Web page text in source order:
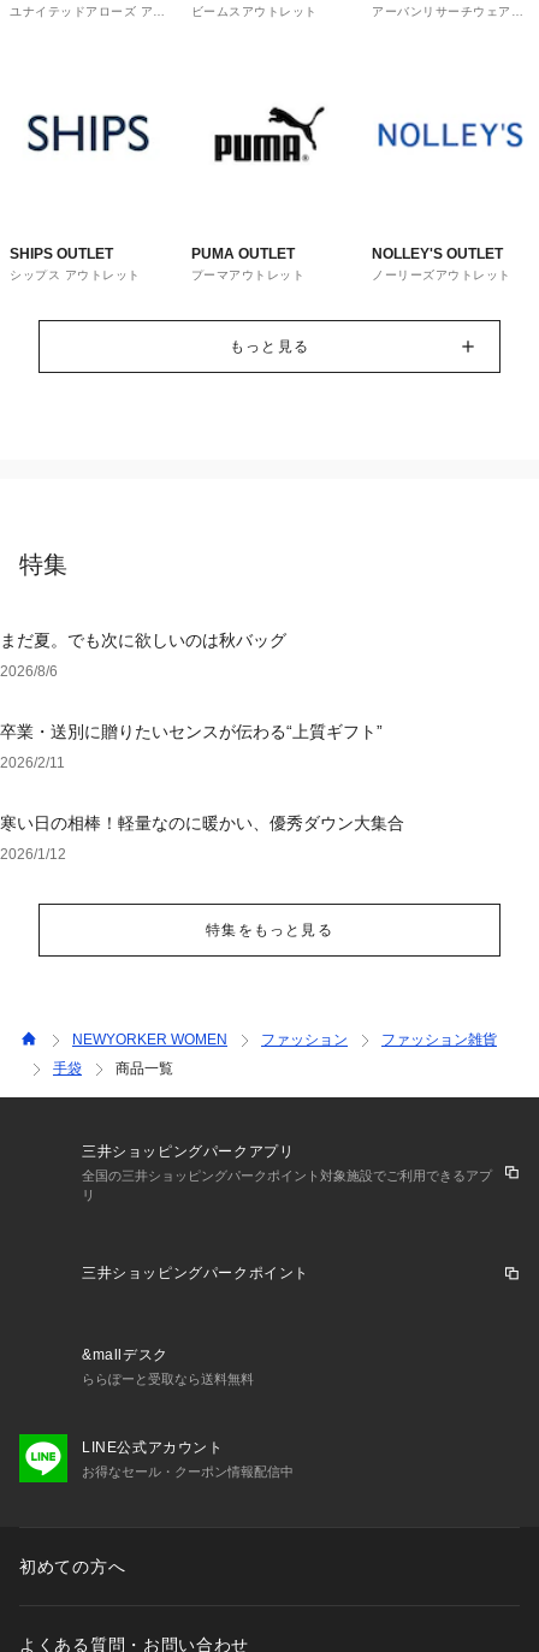
OUTLET
ユナイテッドアローズ アウ
ビームスアウトレット
ware house
アーバンリサーチウェアハ
SHIPS OUTLET
シップス アウトレット
PUMA OUTLET
プーマアウトレット
NOLLEY'S OUTLET
ノーリーズアウトレット
もっと見る
特集
まだ夏。でも次に欲しいのは秋バッグ
2026/8/6
卒業・送別に贈りたいセンスが伝わる“上質ギフト”
2026/2/11
寒い日の相棒！軽量なのに暖かい、優秀ダウン大集合
2026/1/12
特集をもっと見る
NEWYORKER WOMEN ファッション
ファッション雑貨
手袋
商品一覧
三井ショッピングパークアプリ
全国の三井ショッピングパークポイント対象施設でご利用できるアプ
リ
三井ショッピングパークポイント
&mallデスク
ららぽーと受取なら送料無料
LINE公式アカウント
お得なセール・クーポン情報配信中
初めての方へ
よくある質問・お問い合わせ